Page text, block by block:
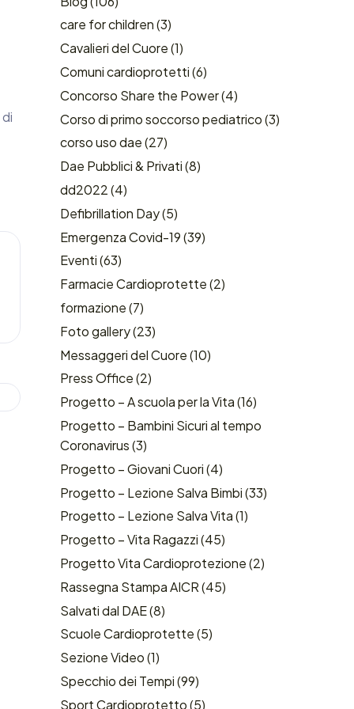
care for children(3)
Cavalieri del Cuore(1)
Comuni cardioprotetti(6)
Concorso Share the Power(4)
Corso di primo soccorso pediatrico(3)
corso uso dae(27)
Dae Pubblici & Privati(8)
dd2022(4)
Defibrillation Day(5)
Emergenza Covid-19(39)
Eventi(63)
Farmacie Cardioprotette(2)
formazione(7)
Foto gallery(23)
Messaggeri del Cuore(10)
Press Office(2)
Progetto – A scuola per la Vita(16)
Progetto – Bambini Sicuri al tempo
Coronavirus(3)
Progetto – Giovani Cuori(4)
Progetto – Lezione Salva Bimbi(33)
Progetto – Lezione Salva Vita(1)
Progetto – Vita Ragazzi(45)
Progetto Vita Cardioprotezione(2)
Rassegna Stampa AICR(45)
Salvati dal DAE(8)
Scuole Cardioprotette(5)
Sezione Video(1)
Specchio dei Tempi(99)
Sport Cardioprotetto(5)